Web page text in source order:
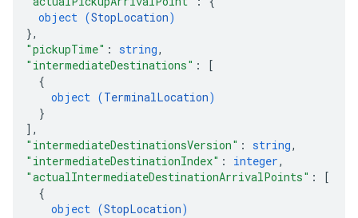
object (StopLocation)
},
"pickupTime" : string,
"intermediateDestinations" :
[
{
object (TerminalLocation)
}
] ,
"intermediateDestinationsVersion" : string,
"intermediateDestinationIndex" : integer,
"actualIntermediateDestinationArrivalPoints" :
[
{
object (StopLocation)